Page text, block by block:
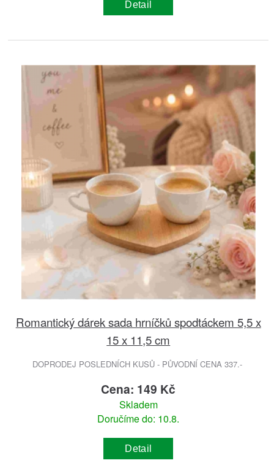
Detail
Romantický dárek sada hrníčků spodtáckem 5,5 x
15 x 11,5 cm
DOPRODEJ POSLEDNÍCH KUSŮ - PŮVODNÍ CENA 337.-
Cena: 149 Kč
Skladem
Doručíme do: 10.8.
Detail